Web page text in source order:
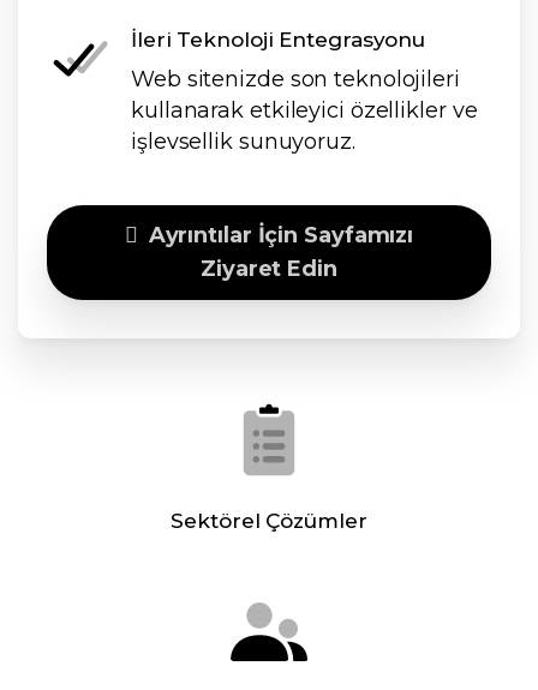
İleri Teknoloji Entegrasyonu
Web sitenizde son teknolojileri
kullanarak etkileyici özellikler ve
işlevsellik sunuyoruz.
Ayrıntılar İçin Sayfamızı
Ziyaret Edin
Sektörel Çözümler